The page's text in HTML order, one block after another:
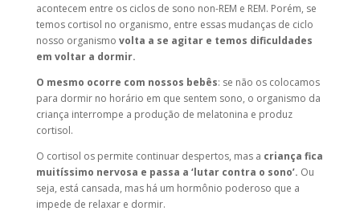
acontecem entre os ciclos de sono non-REM e REM. Porém, se
temos cortisol no organismo, entre essas mudanças de ciclo
nosso organismo volta a se agitar e temos dificuldades
em voltar a dormir.
O mesmo ocorre com nossos bebês: se não os colocamos
para dormir no horário em que sentem sono, o organismo da
criança interrompe a produção de melatonina e produz
cortisol.
O cortisol os permite continuar despertos, mas a criança fica
muitíssimo nervosa e passa a ‘lutar contra o sono’. Ou
seja, está cansada, mas há um hormônio poderoso que a
impede de relaxar e dormir.